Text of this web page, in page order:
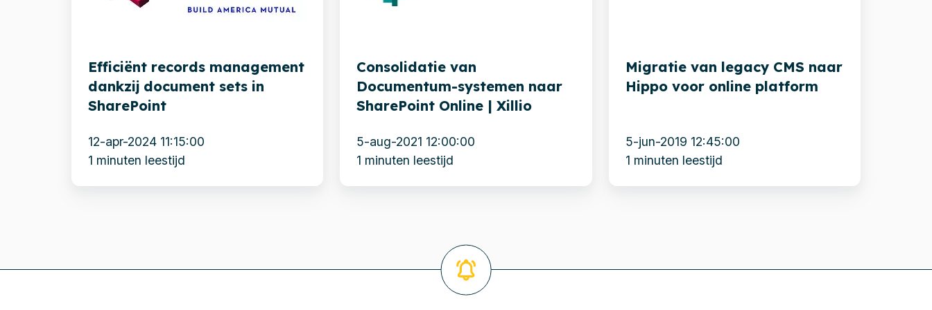
document
SharePoint
Efficiënt records management
dankzij document sets in
SharePoint
12-apr-2024 11:15:00
1 minuten leestijd
Xillio
Consolidatie van
Documentum-systemen naar
SharePoint Online | Xillio
5-aug-2021 12:00:00
1 minuten leestijd
online
platform
Migratie van legacy CMS naar
Hippo voor online platform
5-jun-2019 12:45:00
1 minuten leestijd